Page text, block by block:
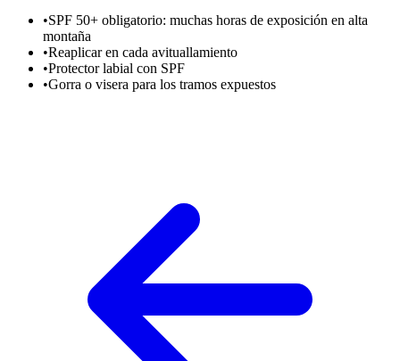
•SPF 50+ obligatorio: muchas horas de exposición en alta
montaña
•Reaplicar en cada avituallamiento
•Protector labial con SPF
•Gorra o visera para los tramos expuestos